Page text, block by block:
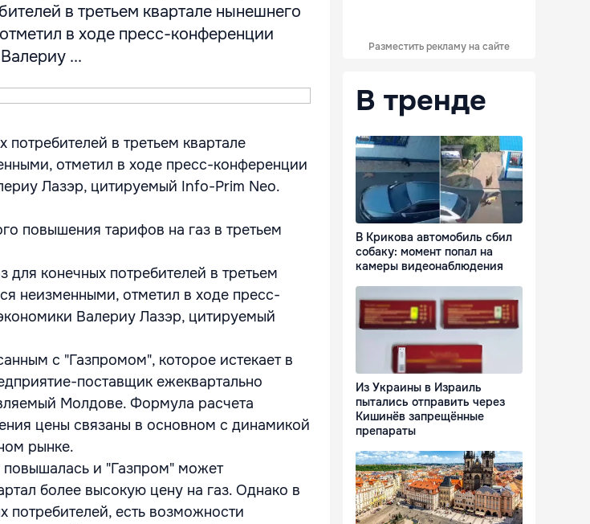
в третьем квартале нынешнего
в ходе пресс-конференции
...
в третьем квартале
отметил в ходе пресс-конференции
Лазэр, цитируемый Info-Prim Neo.
повышения тарифов на газ в третьем
конечных потребителей в третьем
неизменными, отметил в ходе пресс-
Валериу Лазэр, цитируемый
с "Газпромом", которое истекает в
поставщик ежеквартально
Молдове. Формула расчета
цены связаны в основном с динамикой
рынке.
повышалась и "Газпром" может
более высокую цену на газ. Однако в
потребителей, есть возможности
Разместить рекламу на сайте
В тренде
В Крикова автомобиль сбил
собаку: момент попал на
камеры видеонаблюдения
Из Украины в Израиль
пытались отправить через
Кишинёв запрещённые
препараты